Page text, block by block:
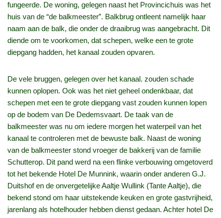
fungeerde. De woning, gelegen naast het Provincichuis was het
huis van de “de balkmeester”. Balkbrug ontleent namelijk haar
naam aan de balk, die onder de draaibrug was aangebracht. Dit
diende om te voorkomen, dat schepen, welke een te grote
diepgang hadden, het kanaal zouden opvaren.
De vele bruggen, gelegen over het kanaal. zouden schade
kunnen oplopen. Ook was het niet geheel ondenkbaar, dat
schepen met een te grote diepgang vast zouden kunnen lopen
op de bodem van De Dedemsvaart. De taak van de
balkmeester was nu om iedere morgen het waterpeil van het
kanaal te controleren met de bewuste balk. Naast de woning
van de balkmeester stond vroeger de bakkerij van de familie
Schutterop. Dit pand werd na een flinke verbouwing omgetoverd
tot het bekende Hotel De Munnink, waarin onder anderen G.J.
Duitshof en de onvergetelijke Aaltje Wullink (Tante Aaltje), die
bekend stond om haar uitstekende keuken en grote gastvrijheid,
jarenlang als hotelhouder hebben dienst gedaan. Achter hotel De